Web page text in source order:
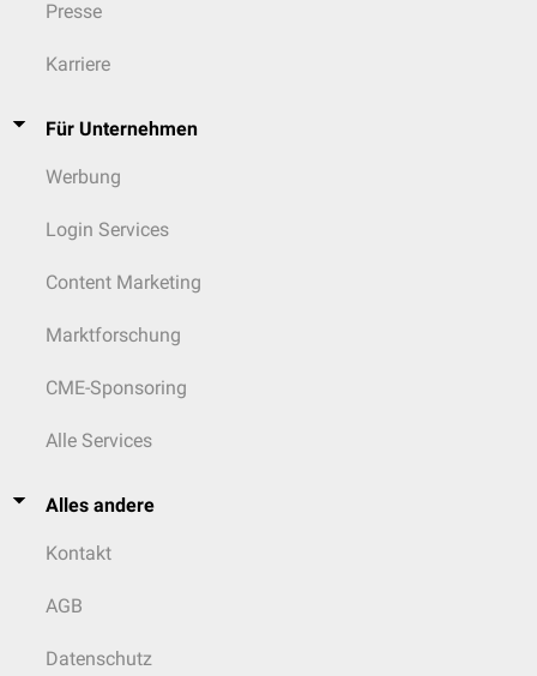
Presse
Karriere
Für Unternehmen
Werbung
Login Services
Content Marketing
Marktforschung
CME-Sponsoring
Alle Services
Alles andere
Kontakt
AGB
Datenschutz